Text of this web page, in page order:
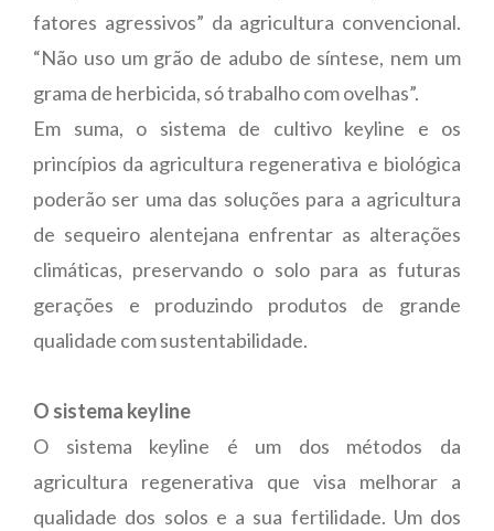
fatores agressivos” da agricultura convencional.
“Não uso um grão de adubo de síntese, nem um
grama de herbicida, só trabalho com ovelhas”.
Em suma, o sistema de cultivo keyline e os
princípios da agricultura regenerativa e biológica
poderão ser uma das soluções para a agricultura
de sequeiro alentejana enfrentar as alterações
climáticas, preservando o solo para as futuras
gerações e produzindo produtos de grande
qualidade com sustentabilidade.
O sistema keyline
O sistema keyline é um dos métodos da
agricultura regenerativa que visa melhorar a
qualidade dos solos e a sua fertilidade. Um dos